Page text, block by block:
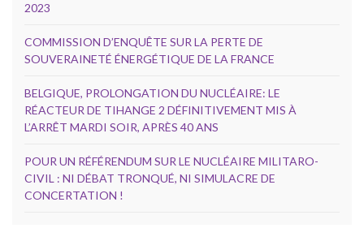
2023
COMMISSION D’ENQUÊTE SUR LA PERTE DE
SOUVERAINETÉ ÉNERGÉTIQUE DE LA FRANCE
BELGIQUE, PROLONGATION DU NUCLÉAIRE: LE
RÉACTEUR DE TIHANGE 2 DÉFINITIVEMENT MIS À
L’ARRÊT MARDI SOIR, APRÈS 40 ANS
POUR UN RÉFÉRENDUM SUR LE NUCLÉAIRE MILITARO-
CIVIL : NI DÉBAT TRONQUÉ, NI SIMULACRE DE
CONCERTATION !